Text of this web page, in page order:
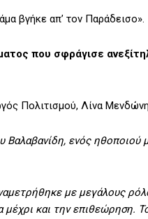
βγήκε απ’ τον Παράδεισο».
που σφράγισε
Πολιτισμού, Λίνα
ενός ηθοποιού
με μεγάλους
και την επιθεώρηση.